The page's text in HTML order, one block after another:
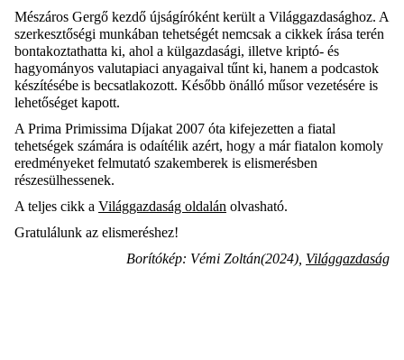
Mészáros Gergő kezdő újságíróként került a Világgazdasághoz. A
szerkesztőségi munkában tehetségét nemcsak a cikkek írása terén
bontakoztathatta ki, ahol a külgazdasági, illetve kriptó- és
hagyományos valutapiaci anyagaival tűnt ki, hanem a podcastok
készítésébeis becsatlakozott. Később önálló műsor vezetésére is
lehetőséget kapott.
A Prima Primissima Díjakat 2007 óta kifejezetten a fiatal
tehetségek számára is odaítélik azért, hogy a már fiatalon komoly
eredményeket felmutató szakemberek is elismerésben
részesülhessenek.
A teljes cikk a Világgazdaság oldalán olvasható.
Gratulálunk az elismeréshez!
Borítókép: Vémi Zoltán(2024), Világgazdaság